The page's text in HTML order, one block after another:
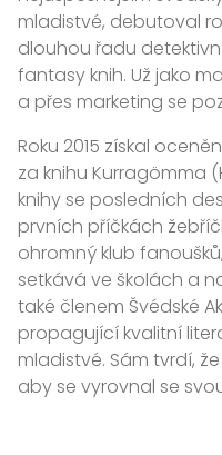
mladistvé, debutoval
dlouhou řadu
fantasy knih. Už jako
a přes marketing se
Roku 2015 získal
za knihu Kurragömma
knihy se posledních
prvních příčkách
ohromný klub
setkává ve školách a
také členem Švédské
propagující kvalitní
mladistvé. Sám tvrdí,
aby se vyrovnal se